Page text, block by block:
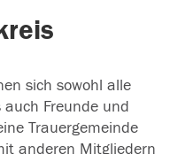
sich sowohl alle
Freunde und
Trauergemeinde
anderen Mitgliedern